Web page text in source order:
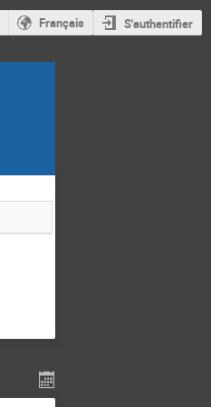
Français S'authentifier